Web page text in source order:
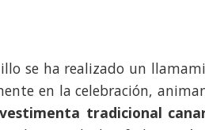
se ha realizado un
en la celebración,
vestimenta tradicional